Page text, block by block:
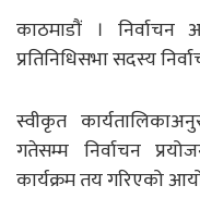
काठमाडौं ।
प्रतिनिधिसभा सदस्य
स्वीकृत
गतेसम्म निर्वाचन
कार्यक्रम तय गरिएको